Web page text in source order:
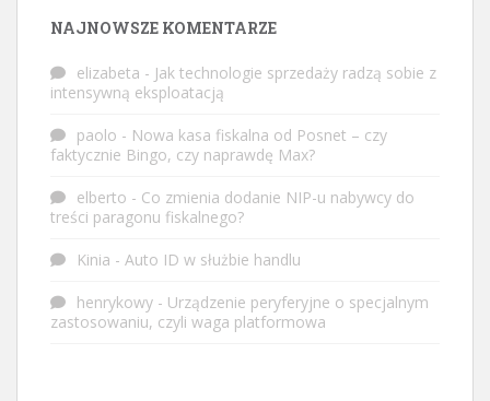
NAJNOWSZE KOMENTARZE
elizabeta - Jak technologie sprzedaży radzą sobie z
intensywną eksploatacją
paolo - Nowa kasa fiskalna od Posnet – czy
faktycznie Bingo, czy naprawdę Max?
elberto - Co zmienia dodanie NIP-u nabywcy do
treści paragonu fiskalnego?
Kinia - Auto ID w służbie handlu
henrykowy - Urządzenie peryferyjne o specjalnym
zastosowaniu, czyli waga platformowa